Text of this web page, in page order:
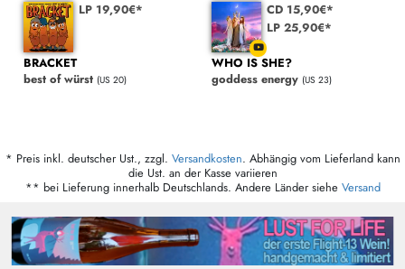
LP 19,90€*
BRACKET
best of würst (US 20)
CD 15,90€*
LP 25,90€*
WHO IS SHE?
goddess energy (US 23)
* Preis inkl. deutscher Ust., zzgl. Versandkosten. Abhängig vom Lieferland kann
die Ust. an der Kasse variieren
** bei Lieferung innerhalb Deutschlands. Andere Länder siehe Versand